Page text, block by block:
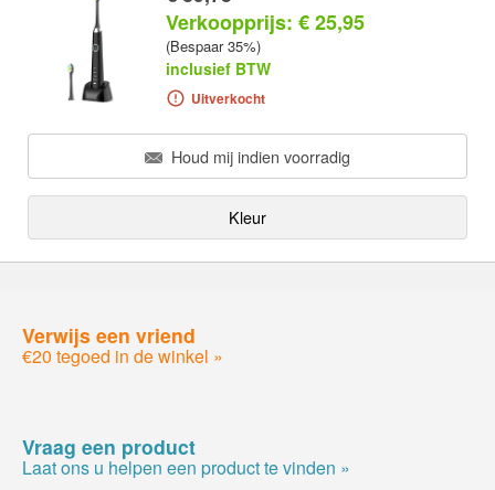
Verkoopprijs: € 25,95
(Bespaar 35%)
inclusief BTW
Uitverkocht
Houd mij indien voorradig
Kleur
Verwijs een vriend
€20 tegoed in de winkel »
Vraag een product
Laat ons u helpen een product te vinden »